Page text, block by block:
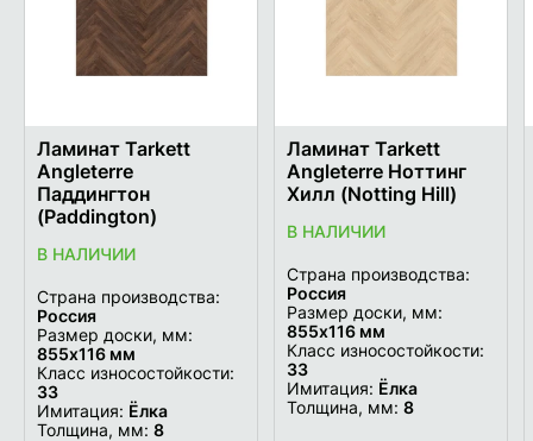
Ламинат Tarkett
Angleterre
Паддингтон
(Paddington)
В НАЛИЧИИ
Страна производства:
Россия
Размер доски, мм:
855х116 мм
Класс износостойкости:
33
Имитация: Ёлка
Толщина, мм: 8
Ламинат Tarkett
Angleterre Ноттинг
Хилл (Notting Hill)
В НАЛИЧИИ
Страна производства:
Россия
Размер доски, мм:
855х116 мм
Класс износостойкости:
33
Имитация: Ёлка
Толщина, мм: 8